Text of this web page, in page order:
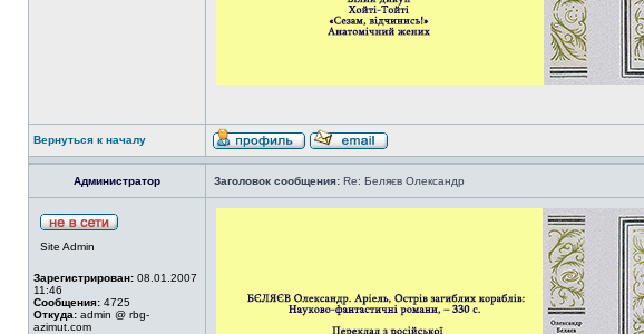
Вернуться к началу
Администратор Заголовок сообщения: Re: Беляєв Олександр
Site Admin
Зарегистрирован: 08.01.2007
11:46
Сообщения: 4725
Откуда: admin @ rbg-
azimut.com